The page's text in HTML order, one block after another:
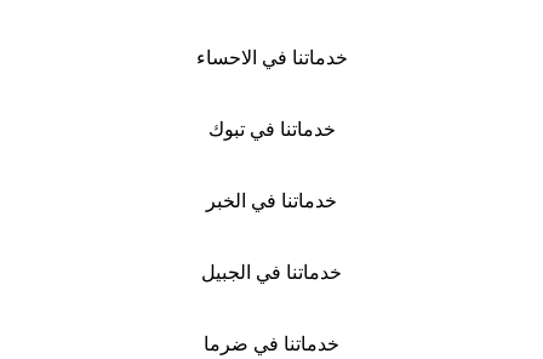
خدماتنا في الاحساء
خدماتنا في تبوك
خدماتنا في الخبر
خدماتنا في الجبيل
خدماتنا في ضرما